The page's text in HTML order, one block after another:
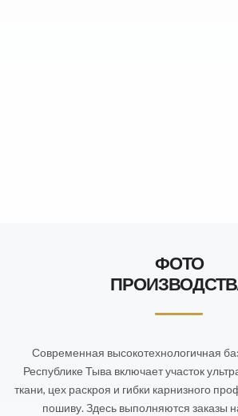
ФОТО
Современная высокотехнологичная
Республике Тыва включает участок
ткани, цех раскроя и гибки карнизного
пошиву. Здесь выполняются заказы